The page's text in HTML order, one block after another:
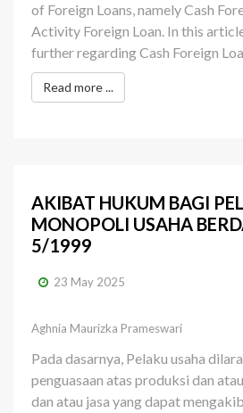
of Foreign Loans, namely Cash
Activity Foreign Loan. In this
further regarding Cash Foreign
Read more ...
AKIBAT HUKUM BAGI
MONOPOLI USAHA
5/1999
23 May 2025
Aghnia Maurizka Prameswari
Pada dasarnya, Pelaku usaha
penguasaan atas produksi dan
dan atau jasa yang dapat